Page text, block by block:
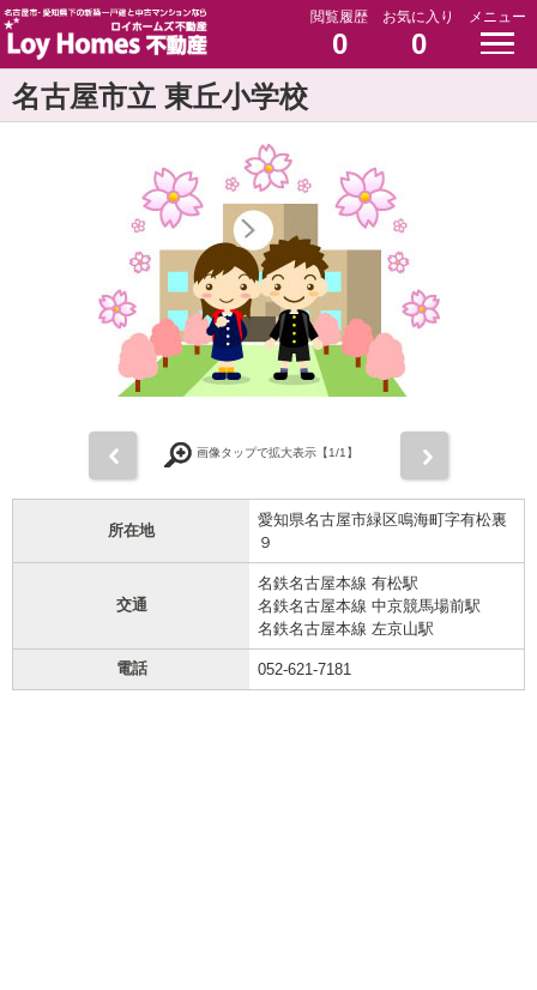
閲覧履歴
0
お気に入り
0
メニュー
名古屋市立 東丘小学校
画像タップで拡大表示【1/1】
所在地
愛知県名古屋市緑区鳴海町字有松裏
９
交通
名鉄名古屋本線 有松駅
名鉄名古屋本線 中京競馬場前駅
名鉄名古屋本線 左京山駅
電話 052-621-7181